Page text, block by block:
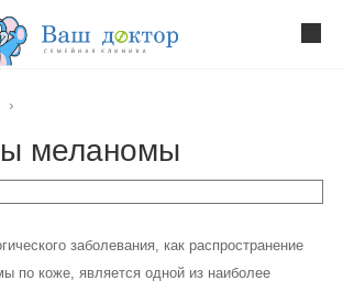
›
меланомы
заболевания, как распространение
по коже, является одной из наиболее